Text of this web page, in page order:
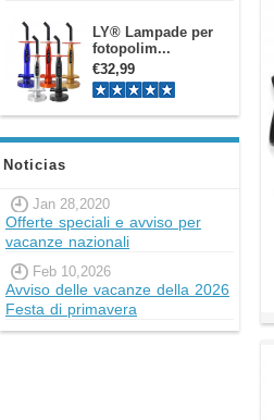
LY® Lampade per
fotopolim...
€32,99
Noticias
Jan 28,2020
Offerte speciali e avviso per
vacanze nazionali
Feb 10,2026
Avviso delle vacanze della 2026
Festa di primavera